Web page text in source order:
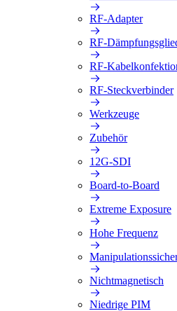
RF-Adapter
RF-
RF-
RF-Steckverbinder
Werkzeuge
Zubehör
12G-SDI
Board-to-Board
Extreme Exposure
Hohe Frequenz
Nichtmagnetisch
Niedrige PIM